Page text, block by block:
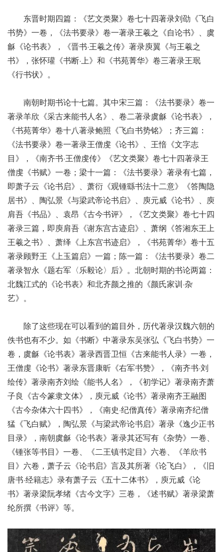
东晋时期四篇：《艺文类聚》卷七十四著录刘劭《飞白
书势》一卷，《法书要录》卷一著录王羲之《自论书》、虞
龢《论书表》，《晋书·王羲之传》著录庾翼《与王羲之
书》，张怀瓘《书断·上》和《书苑菁华》卷三著录王珉
《行书状》。
南朝时期书论十七篇。其中宋三篇：《法书要录》卷一
著录羊欣《采古来能书人名》、卷二著录虞龢《论书表》，
《书苑菁华》卷十八著录鲍照《飞白书势铭》；齐三篇：
《法书要录》卷一著录王僧虔《论书》、王愔《文字志
目》，《南齐书·王僧虔传》《艺文类聚》卷七十四著录王
僧虔《书赋》一卷；梁十一篇：《法书要录》著录有七篇，
即萧子云《论书启》、萧衍《观锺繇书法十二意》《答陶隐
居书》、陶弘景《与梁武帝论书启》、庾元威《论书》、庾
肩吾《书品》、袁昂《古今书评》，《艺文类聚》卷七十四
著录三篇，即庾肩吾《谢东宫古迹启》、萧纲《答湘东王上
王羲之书》、萧绎《上东宫书迹启》，《书苑菁华》卷十五
著录顾野王《上玉篇启》一篇；陈一篇：《法书要录》卷二
著录智永《题右军〈乐毅论〉后》。北朝时期的书论两篇：
北魏江式的《论书表》和北齐颜之推的《颜氏家训·杂
艺》。
除了这些现在可以看到的篇目外，历代著录汉魏六朝的
佚书也有不少。如《书断》中著录东吴张弘《飞白书势》一
卷，虞龢《论书表》著录西晋卫恒《古来能书人录》一卷，
王僧虔《论书》著录东晋康昕《右军书赞》，《南齐书·刘
绘传》著录南齐刘绘《能书人名》，《初学记》著录南齐萧
子良《古今篆隶文体》，庾元威《论书》著录南齐王融图
《古今杂体六十四书》，《南史·纪僧真传》著录南齐纪僧
猛《飞白赋》，陶弘景《与梁武帝论书启》著录《逸少正书
目录》，南朝虞龢《论书表》著录其还写有《杂势》一卷、
《锺张等书目》一卷、《二王镇书定目》六卷、《羊欣书
目》六卷，萧子云《论书启》言及其所著《论飞白》，《旧
唐书·经籍志》录有萧子云《五十二体书》，庾元威《论
书》著录梁阮孝绪《古今文字》三卷，《述书赋》著录梁萧
纶所撰《书评》等。